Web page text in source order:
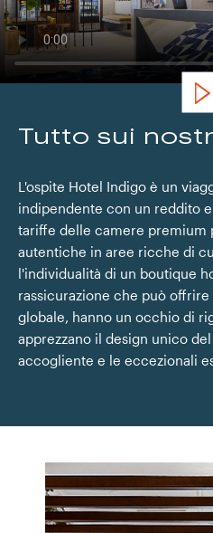
Tutto sui
L'ospite Hotel Indigo è un
indipendente con un reddito
tariffe delle camere premium
autentiche in aree ricche di
l'individualità di un boutique
rassicurazione che può
globale, hanno un occhio di
apprezzano il design unico
accogliente e le eccezionali